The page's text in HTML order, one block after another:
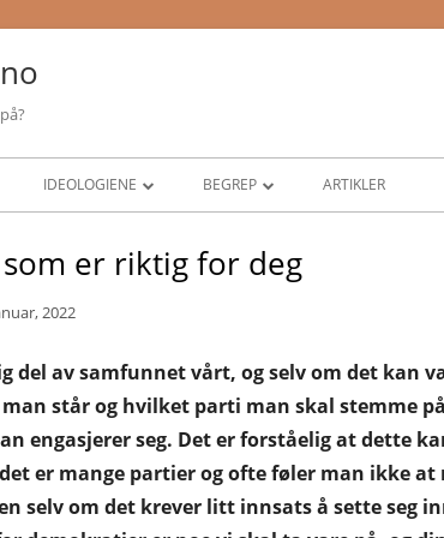
VENSTREPARTI
IDEOLOGIENE
LIBERALISME
NASJONALISME
BEGREP
PARLAMENTARISME
RETTSSTAT
STORTINGET
ARTIKLER
er riktig for deg
2022
del av samfunnet vårt, og selv om det kan
står og hvilket parti man skal stemme
engasjerer seg. Det er forståelig at dette
er mange partier og ofte føler man ikke at
selv om det krever litt innsats å sette seg